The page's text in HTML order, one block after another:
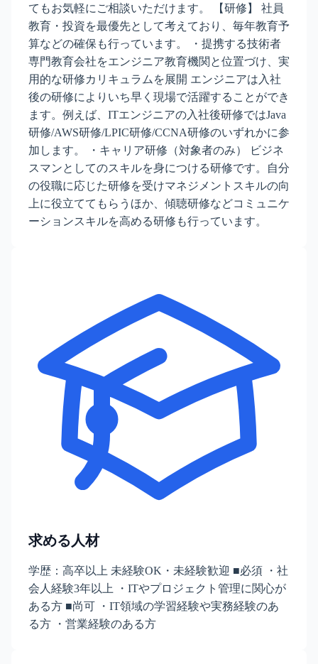
てもお気軽にご相談いただけます。 【研修】 社員
教育・投資を最優先として考えており、毎年教育予
算などの確保も行っています。 ・提携する技術者
専門教育会社をエンジニア教育機関と位置づけ、実
用的な研修カリキュラムを展開 エンジニアは入社
後の研修によりいち早く現場で活躍することができ
ます。例えば、ITエンジニアの入社後研修ではJava
研修/AWS研修/LPIC研修/CCNA研修のいずれかに参
加します。 ・キャリア研修（対象者のみ） ビジネ
スマンとしてのスキルを身につける研修です。自分
の役職に応じた研修を受けマネジメントスキルの向
上に役立ててもらうほか、傾聴研修などコミュニケ
ーションスキルを高める研修も行っています。
求める人材
学歴：高卒以上 未経験OK・未経験歓迎 ■必須 ・社
会人経験3年以上 ・ITやプロジェクト管理に関心が
ある方 ■尚可 ・IT領域の学習経験や実務経験のあ
る方 ・営業経験のある方